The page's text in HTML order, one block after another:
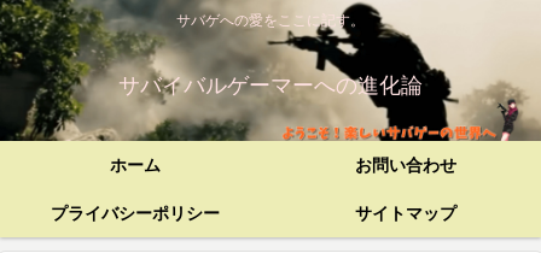
サバゲへの愛をここに記す。
サバイバルゲーマーへの進化論
ホーム お問い合わせ
プライバシーポリシー サイトマップ